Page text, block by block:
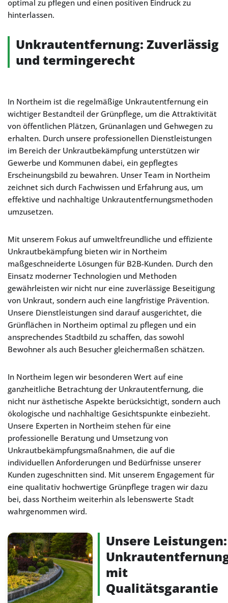
optimal zu pflegen und einen positiven Eindruck zu
hinterlassen.
Unkrautentfernung: Zuverlässig
und termingerecht
In Northeim ist die regelmäßige Unkrautentfernung ein
wichtiger Bestandteil der Grünpflege, um die Attraktivität
von öffentlichen Plätzen, Grünanlagen und Gehwegen zu
erhalten. Durch unsere professionellen Dienstleistungen
im Bereich der Unkrautbekämpfung unterstützen wir
Gewerbe und Kommunen dabei, ein gepflegtes
Erscheinungsbild zu bewahren. Unser Team in Northeim
zeichnet sich durch Fachwissen und Erfahrung aus, um
effektive und nachhaltige Unkrautentfernungsmethoden
umzusetzen.
Mit unserem Fokus auf umweltfreundliche und effiziente
Unkrautbekämpfung bieten wir in Northeim
maßgeschneiderte Lösungen für B2B-Kunden. Durch den
Einsatz moderner Technologien und Methoden
gewährleisten wir nicht nur eine zuverlässige Beseitigung
von Unkraut, sondern auch eine langfristige Prävention.
Unsere Dienstleistungen sind darauf ausgerichtet, die
Grünflächen in Northeim optimal zu pflegen und ein
ansprechendes Stadtbild zu schaffen, das sowohl
Bewohner als auch Besucher gleichermaßen schätzen.
In Northeim legen wir besonderen Wert auf eine
ganzheitliche Betrachtung der Unkrautentfernung, die
nicht nur ästhetische Aspekte berücksichtigt, sondern auch
ökologische und nachhaltige Gesichtspunkte einbezieht.
Unsere Experten in Northeim stehen für eine
professionelle Beratung und Umsetzung von
Unkrautbekämpfungsmaßnahmen, die auf die
individuellen Anforderungen und Bedürfnisse unserer
Kunden zugeschnitten sind. Mit unserem Engagement für
eine qualitativ hochwertige Grünpflege tragen wir dazu
bei, dass Northeim weiterhin als lebenswerte Stadt
wahrgenommen wird.
Unsere Leistungen:
mit
Qualitätsgarantie